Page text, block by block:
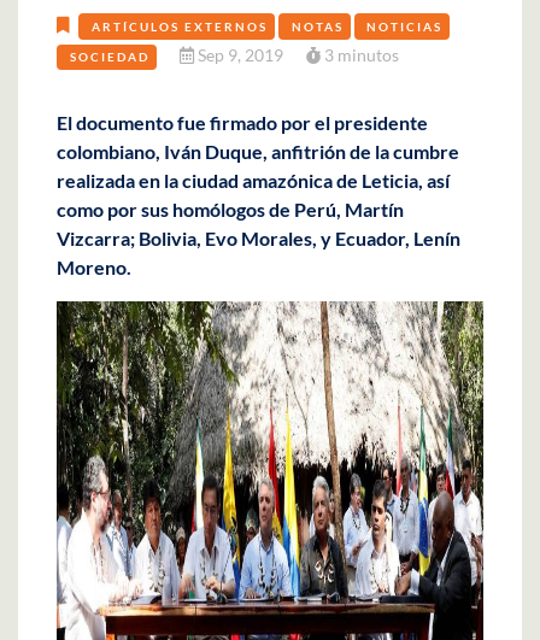
ARTÍCULOS EXTERNOS NOTAS NOTICIAS
SOCIEDAD Sep 9, 2019 3 minutos
El documento fue firmado por el presidente
colombiano, Iván Duque, anfitrión de la cumbre
realizada en la ciudad amazónica de Leticia, así
como por sus homólogos de Perú, Martín
Vizcarra; Bolivia, Evo Morales, y Ecuador, Lenín
Moreno.